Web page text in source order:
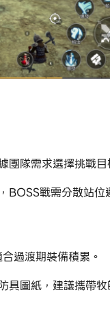
團隊需求選擇挑戰
BOSS戰需分散站位
過渡期裝備積累。
具圖紙，建議攜帶